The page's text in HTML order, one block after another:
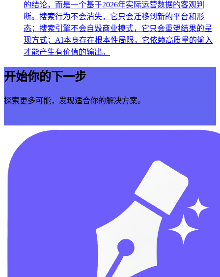
的结论，而是一个基于2026年实际运营数据的客观判
断。搜索行为不会消失，它只会迁移到新的平台和形
态；搜索引擎不会自毁商业模式，它只会重塑结果的呈
现方式；AI本身存在根本性局限，它依赖高质量的输入
才能产生有价值的输出。
开始你的下一步
探索更多可能，发现适合你的解决方案。